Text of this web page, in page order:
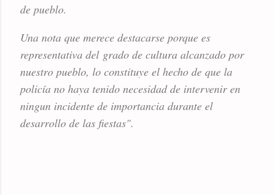
de pueblo.
Una nota que merece destacarse porque es
representativa del grado de cultura alcanzado por
nuestro pueblo, lo constituye el hecho de que la
policía no haya tenido necesidad de intervenir en
ningun incidente de importancia durante el
desarrollo de las fiestas".